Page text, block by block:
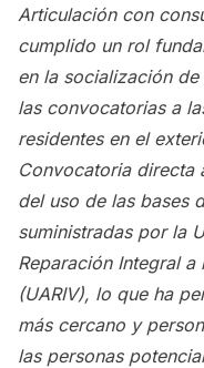
Articulación con
cumplido un rol
en la socialización
las convocatorias a
residentes en el
Convocatoria directa
del uso de las bases
suministradas por la
Reparación Integral a
(UARIV), lo que ha
más cercano y
las personas